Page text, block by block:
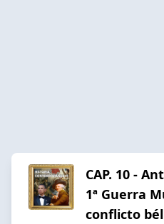
CAP. 10 -
1ª Guerra
conflicto